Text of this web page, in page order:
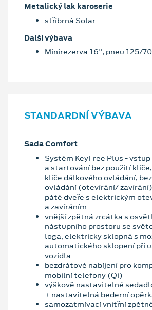
Metalický lak karoserie
stříbrná Solar
Další výbava
Minirezerva 16", pneu 125/
STANDARDNÍ VÝBAVA
Sada Comfort
Systém KeyFree Plus - vstup
a startování bez použití
klíče dálkového ovládání,
ovládání (otevírání/
páté dveře s elektrickým
a zavíráním
vnější zpětná zrcátka s
nástupního prostoru se
loga, elektricky sklopná s
automatického sklopení při
vozidla
bezdrátové nabíjení pro
mobilní telefony (Qi)
výškově nastavitelné
+ nastavitelná bederní
samozatmívací vnitřní